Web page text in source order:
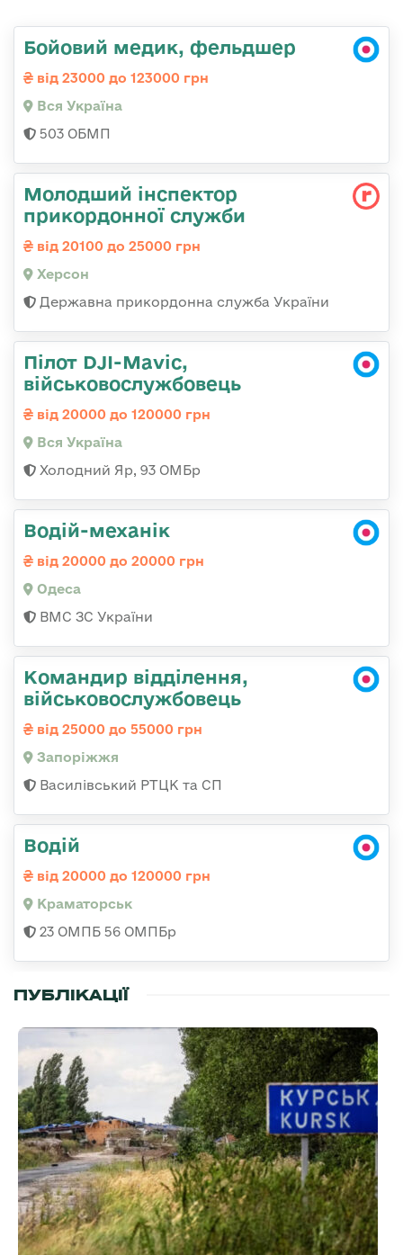
Бойовий медик, фельдшер
від 23000 до 123000 грн
Вся Україна
503 ОБМП
Молодший інспектор
прикордонної служби
від 20100 до 25000 грн
Херсон
Державна прикордонна служба України
Пілот DJI-Mavic,
військовослужбовець
від 20000 до 120000 грн
Вся Україна
Холодний Яр, 93 ОМБр
Водій-механік
від 20000 до 20000 грн
Одеса
ВМС ЗС України
Командир відділення,
військовослужбовець
від 25000 до 55000 грн
Запоріжжя
Василівський РТЦК та СП
Водій
від 20000 до 120000 грн
Краматорськ
23 ОМПБ 56 ОМПБр
ПУБЛІКАЦІЇ